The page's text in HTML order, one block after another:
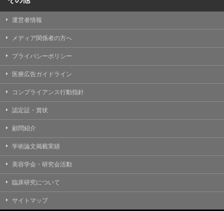
運営者情報
メディア関係者の方へ
プライバシーポリシー
医療広告ガイドライン
コンプライアンス行動指針
認定証・賞状
顧問紹介
学術論文掲載実績
美容学会・研究会活動
臨床研究について
サイトマップ